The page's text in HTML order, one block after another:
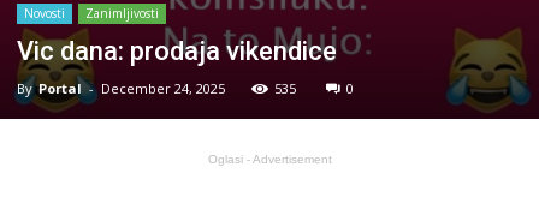
Novosti Zanimljivosti
Vic dana: prodaja vikendice
By Portal - December 24, 2025 535 0
Oglasi - Advertisement